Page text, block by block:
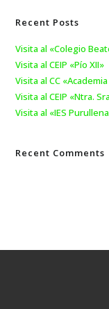
Recent Posts
Visita al «Colegio
Visita al CEIP «Pío XII»
Visita al CC
Visita al CEIP «Ntra.
Visita al «IES
Recent Comments